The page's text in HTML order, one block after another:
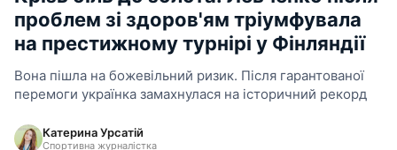
проблем зі здоров'ям тріумфувала
на престижному турнірі у Фінляндії
Вона пішла на божевільний ризик. Після гарантованої
перемоги українка замахнулася на історичний рекорд
Катерина Урсатій
Спортивна журналістка